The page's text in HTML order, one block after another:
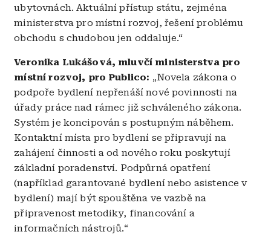
ubytovnách. Aktuální přístup státu, zejména
ministerstva pro místní rozvoj, řešení problému
obchodu s chudobou jen oddaluje.“
Veronika Lukášová, mluvčí ministerstva pro
místní rozvoj, pro Publico: „Novela zákona o
podpoře bydlení nepřenáší nové povinnosti na
úřady práce nad rámec již schváleného zákona.
Systém je koncipován s postupným náběhem.
Kontaktní místa pro bydlení se připravují na
zahájení činnosti a od nového roku poskytují
základní poradenství. Podpůrná opatření
(například garantované bydlení nebo asistence v
bydlení) mají být spouštěna ve vazbě na
připravenost metodiky, financování a
informačních nástrojů.“